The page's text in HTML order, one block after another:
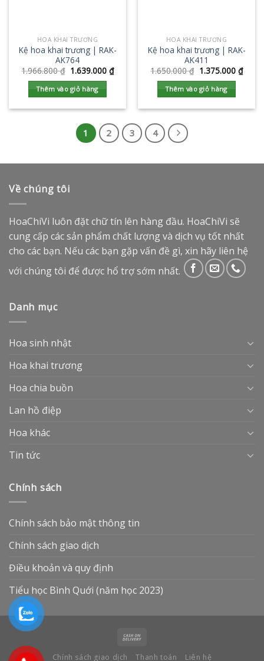
HOA KHAI TRƯƠNG
Kệ hoa khai trương | RAK-
AK764
1.966.800₫ 1.639.000 ₫
Thêm vào giỏ hàng
HOA KHAI TRƯƠNG
Kệ hoa khai trương | RAK-
AK411
1.650.000₫ 1.375.000 ₫
Thêm vào giỏ hàng
1 2 3 4
Về chúng tôi
HoaChiVi luôn đặt chữ tín lên hàng đầu. HoaChiVi sẽ
cung cấp các sản phẩm chất lượng và dịch vụ tốt nhất
cho các bạn. Nếu các bạn gặp vấn đề gì, xin hãy liên hệ
với chúng tôi để được hổ trợ sớm nhất.
Danh mục
Hoa sinh nhật
Hoa khai trương
Hoa chia buồn
Lan hồ điệp
Hoa khác
Tin tức
Chính sách
Chính sách bảo mật thông tin
Chính sách giao dịch
Điều khoản và quy định
Tiểu học Bình Quới (năm học 2023)
Chính sách giao dịch Thanh toán Liên hệ